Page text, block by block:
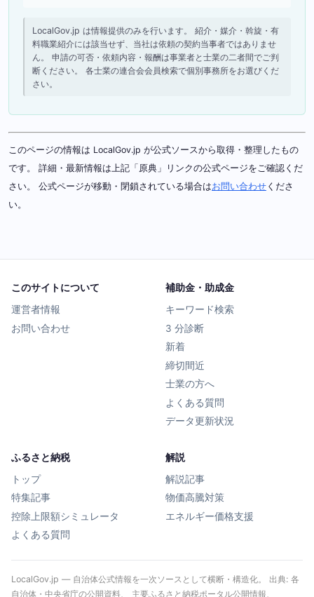
LocalGov.jp は情報提供のみを行います。 紹介・媒介・斡旋・有
料職業紹介には該当せず、当社は依頼の契約当事者ではありませ
ん。 申請の可否・依頼内容・報酬は事業者と士業の二者間でご判
断ください。 各士業の連合会会員検索で個別事務所をお選びくだ
さい。
このページの情報は LocalGov.jp が公式ソースから取得・整理したもの
です。 詳細・最新情報は上記「原典」リンクの公式ページをご確認くだ
さい。 公式ページが移動・閉鎖されている場合はお問い合わせ くださ
い。
このサイトについて
運営者情報
お問い合わせ
補助金・助成金
キーワード検索
3 分診断
新着
締切間近
士業の方へ
よくある質問
データ更新状況
ふるさと納税
トップ
特集記事
控除上限額シミュレータ
よくある質問
解説
解説記事
物価高騰対策
エネルギー価格支援
LocalGov.jp — 自治体公式情報を一次ソースとして横断・構造化。 出典: 各
自治体・中央省庁の公開資料、 主要ふるさと納税ポータル公開情報、